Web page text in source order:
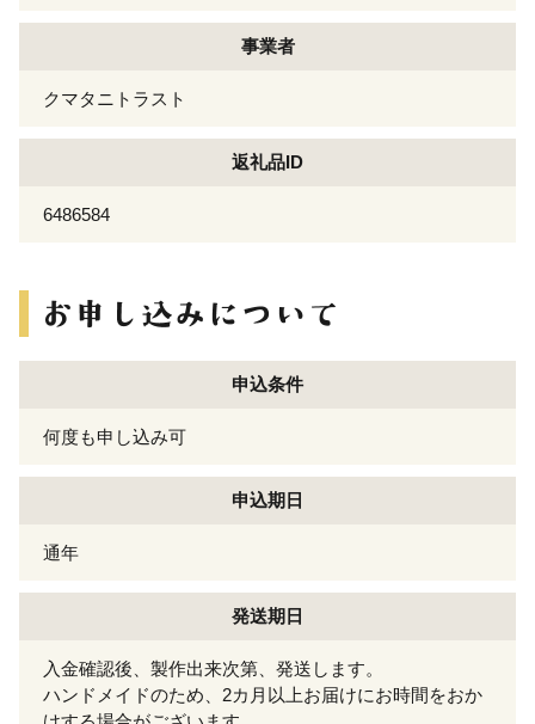
事業者
クマタニトラスト
返礼品ID
6486584
申込条件
何度も申し込み可
申込期日
通年
発送期日
入金確認後、製作出来次第、発送します。
ハンドメイドのため、2カ月以上お届けにお時間をおか